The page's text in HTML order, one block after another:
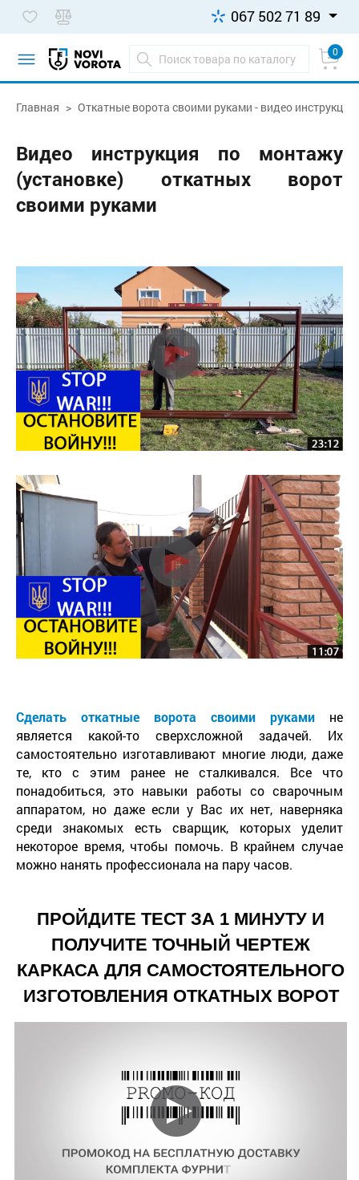
067 502 71 89
0
Главная Откатные ворота своими руками - видео
Видео инструкция по монтажу
(установке) откатных ворот
своими руками
Сделать откатные ворота своими руками не
является какой-то сверхсложной задачей. Их
самостоятельно изготавливают многие люди, даже
те, кто с этим ранее не сталкивался. Все что
понадобиться, это навыки работы со сварочным
аппаратом, но даже если у Вас их нет, наверняка
среди знакомых есть сварщик, которых уделит
некоторое время, чтобы помочь. В крайнем случае
можно нанять профессионала на пару часов.
ПРОЙДИТЕ ТЕСТ ЗА 1 МИНУТУ И
ПОЛУЧИТЕ ТОЧНЫЙ ЧЕРТЕЖ
КАРКАСА ДЛЯ САМОСТОЯТЕЛЬНОГО
ИЗГОТОВЛЕНИЯ ОТКАТНЫХ ВОРОТ